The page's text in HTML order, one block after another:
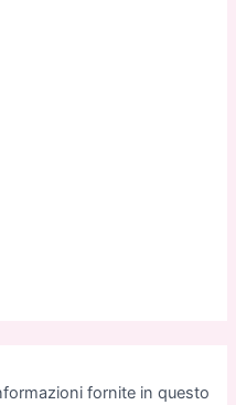
fornite in questo